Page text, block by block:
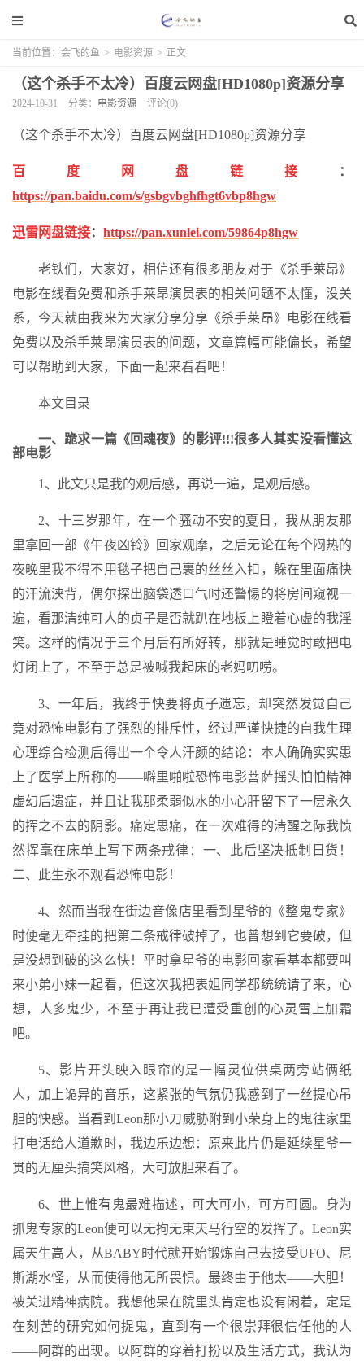
当前位置： 会飞的鱼 > 电影资源 > 正文
（这个杀手不太冷）百度云网盘[HD1080p]资源分享
2024-10-31 分类： 电影资源 评论(0)
（这个杀手不太冷）百度云网盘[HD1080p]资源分享
百度网盘链接
：
https://pan.baidu.com/s/gsbgvbghfhgt6vbp8hgw
迅雷网盘链接： https://pan.xunlei.com/59864p8hgw
老铁们，大家好，相信还有很多朋友对于《杀手莱昂》
电影在线看免费和杀手莱昂演员表的相关问题不太懂，没关
系，今天就由我来为大家分享分享《杀手莱昂》电影在线看
免费以及杀手莱昂演员表的问题，文章篇幅可能偏长，希望
可以帮助到大家，下面一起来看看吧！
本文目录
一、跪求一篇《回魂夜》的影评!!!很多人其实没看懂这
部电影
1、此文只是我的观后感，再说一遍，是观后感。
2、十三岁那年，在一个骚动不安的夏日，我从朋友那
里拿回一部《午夜凶铃》回家观摩，之后无论在每个闷热的
夜晚里我不得不用毯子把自己裹的丝丝入扣，躲在里面痛快
的汗流浃背，偶尔探出脑袋透口气时还警惕的将房间窥视一
遍，看那清纯可人的贞子是否就趴在地板上瞪着心虚的我淫
笑。这样的情况于三个月后有所好转，那就是睡觉时敢把电
灯闭上了，不至于总是被喊我起床的老妈叨唠。
3、一年后，我终于快要将贞子遗忘，却突然发觉自己
竟对恐怖电影有了强烈的排斥性，经过严谨快捷的自我生理
心理综合检测后得出一个令人汗颜的结论：本人确确实实患
上了医学上所称的——噼里啪啦恐怖电影菩萨摇头怕怕精神
虚幻后遗症，并且让我那柔弱似水的小心肝留下了一层永久
的挥之不去的阴影。痛定思痛，在一次难得的清醒之际我愤
然挥毫在床单上写下两条戒律：一、此后坚决抵制日货！
二、此生永不观看恐怖电影！
4、然而当我在街边音像店里看到星爷的《整鬼专家》
时便毫无牵挂的把第二条戒律破掉了，也曾想到它要破，但
是没想到破的这么快！平时拿星爷的电影回家看基本都要叫
来小弟小妹一起看，但这次我把表姐同学都统统请了来，心
想，人多鬼少，不至于再让我已遭受重创的心灵雪上加霜
吧。
5、影片开头映入眼帘的是一幅灵位供桌两旁站俩纸
人，加上诡异的音乐，这紧张的气氛仍我感到了一丝提心吊
胆的快感。当看到Leon那小刀威胁附到小荣身上的鬼往家里
打电话给人道歉时，我边乐边想：原来此片仍是延续星爷一
贯的无厘头搞笑风格，大可放胆来看了。
6、世上惟有鬼最难描述，可大可小，可方可圆。身为
抓鬼专家的Leon便可以无拘无束天马行空的发挥了。Leon实
属天生高人，从BABY时代就开始锻炼自己去接受UFO、尼
斯湖水怪，从而使得他无所畏惧。最终由于他太——大胆！
被关进精神病院。我想他呆在院里头肯定也没有闲着，定是
在刻苦的研究如何捉鬼，直到有一个很崇拜很信任他的人
——阿群的出现。以阿群的穿着打扮以及生活方式，我认为